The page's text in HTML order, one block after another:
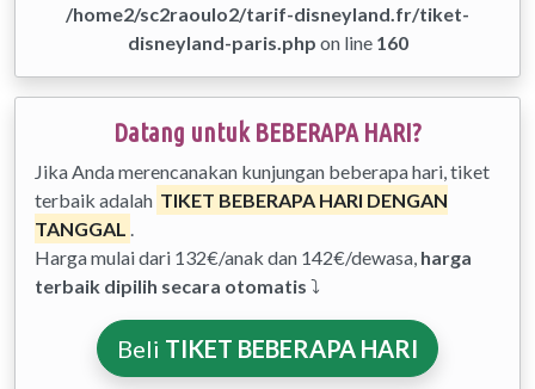
/home2/sc2raoulo2/tarif-disneyland.fr/tiket-
disneyland-paris.php on line 160
Datang untuk BEBERAPA HARI?
Jika Anda merencanakan kunjungan beberapa hari, tiket
terbaik adalah TIKET BEBERAPA HARI DENGAN
TANGGAL .
Harga mulai dari 132€/anak dan 142€/dewasa, harga
terbaik dipilih secara otomatis ⤵
Beli TIKET BEBERAPA HARI